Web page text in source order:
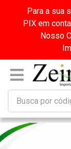
Para a sua
PIX em
Nosso